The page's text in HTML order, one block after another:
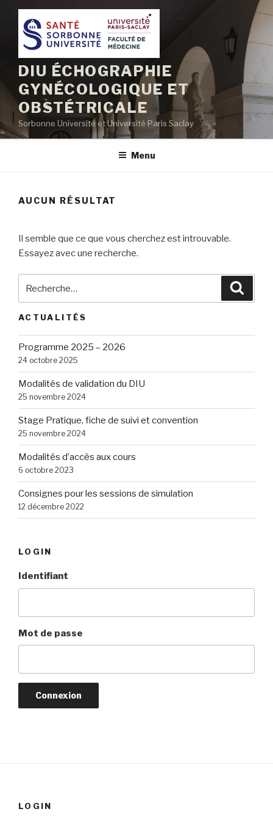
contenu
principal
DIU ÉCHOGRAPHIE
GYNÉCOLOGIQUE ET
OBSTÉTRICALE
Sorbonne Université et Université Paris Saclay
Menu
AUCUN RÉSULTAT
Il semble que ce que vous cherchez est introuvable.
Essayez avec une recherche.
ACTUALITÉS
Programme 2025 – 2026
24 octobre 2025
Modalités de validation du DIU
25 novembre 2024
Stage Pratique, fiche de suivi et convention
25 novembre 2024
Modalités d’accès aux cours
6 octobre 2023
Consignes pour les sessions de simulation
12 décembre 2022
LOGIN
Identifiant
Mot de passe
LOGIN